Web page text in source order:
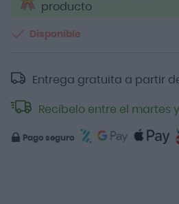
producto
Disponible
Entrega gratuita a partir
Recíbelo entre el martes
Pago seguro